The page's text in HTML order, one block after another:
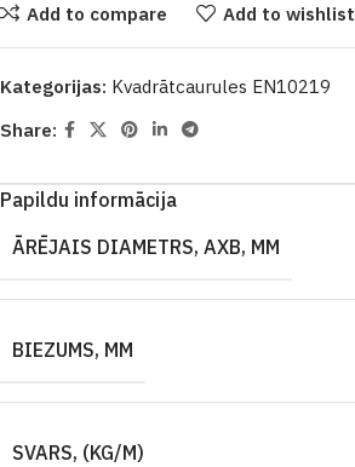
Add to compare Add to wishlist
Kategorijas: Kvadrātcaurules EN10219
Share:
Papildu informācija
ĀRĒJAIS DIAMETRS, AXB, MM
BIEZUMS, MM
SVARS, (KG/M)